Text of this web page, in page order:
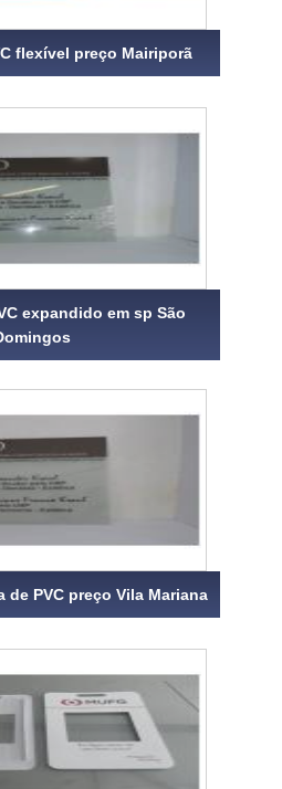
flexível preço Mairiporã
expandido em sp São
de PVC preço Vila Mariana